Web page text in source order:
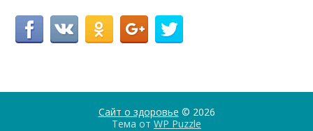
Сайт о здоровье © 2026
Тема от WP Puzzle